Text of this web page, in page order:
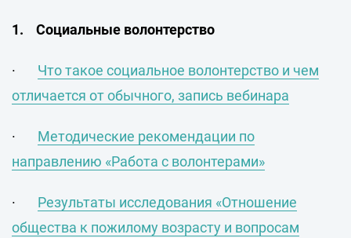
1. Cоциальные волонтерство
· Что такое социальное волонтерство и чем
отличается от обычного, запись вебинара
· Методические рекомендации по
направлению «Работа с волонтерами»
· Результаты исследования «Отношение
общества к пожилому возрасту и вопросам